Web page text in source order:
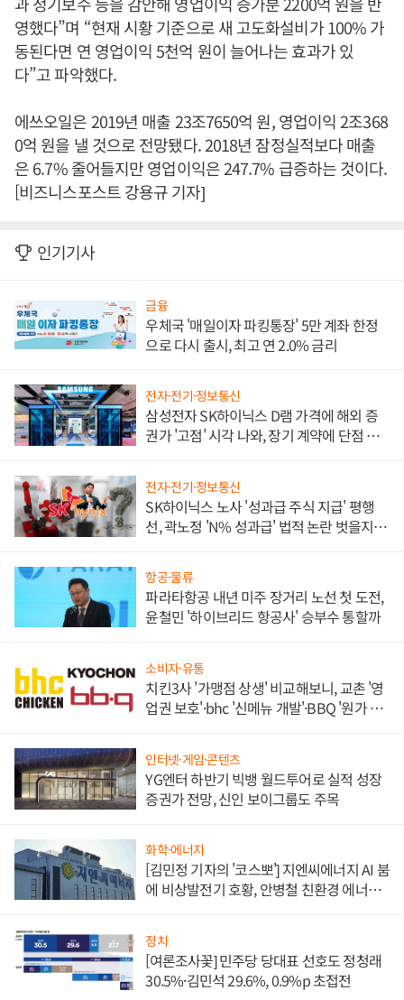
영했다”며 “현재 시황 기준으로 새 고도화설비가 100% 가
동된다면 연 영업이익 5천억 원이 늘어나는 효과가 있
다”고 파악했다.
에쓰오일은 2019년 매출 23조7650억 원, 영업이익 2조368
0억 원을 낼 것으로 전망됐다. 2018년 잠정실적보다 매출
은 6.7% 줄어들지만 영업이익은 247.7% 급증하는 것이다.
[비즈니스포스트 강용규 기자]
인기기사
금융
우체국 '매일이자 파킹통장' 5만 계좌 한정
으로 다시 출시, 최고 연 2.0% 금리
전자·전기·정보통신
삼성전자 SK하이닉스 D램 가격에 해외 증
권가 '고점' 시각 나와, 장기 계약에 단점 부
전자·전기·정보통신
SK하이닉스 노사 '성과급 주식 지급' 평행
선, 곽노정 'N% 성과급' 법적 논란 벗을지 주
항공·물류
파라타항공 내년 미주 장거리 노선 첫 도전,
윤철민 '하이브리드 항공사' 승부수 통할까
소비자·유통
치킨3사 '가맹점 상생' 비교해보니, 교촌 '영
업권 보호'·bhc '신메뉴 개발'·BBQ '원가 부
인터넷·게임·콘텐츠
YG엔터 하반기 빅뱅 월드투어로 실적 성장
증권가 전망, 신인 보이그룹도 주목
화학·에너지
[김민정 기자의 '코스뽀'] 지엔씨에너지 AI 붐
에 비상발전기 호황, 안병철 친환경 에너지
정치
[여론조사꽃] 민주당 당대표 선호도 정청래
30.5%·김민석 29.6%, 0.9%p 초접전